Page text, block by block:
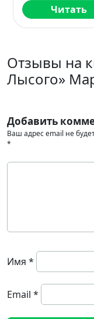
Читать
Отзывы на
Лысого»
Добавить
Ваш адрес email не
*
Имя *
Email *